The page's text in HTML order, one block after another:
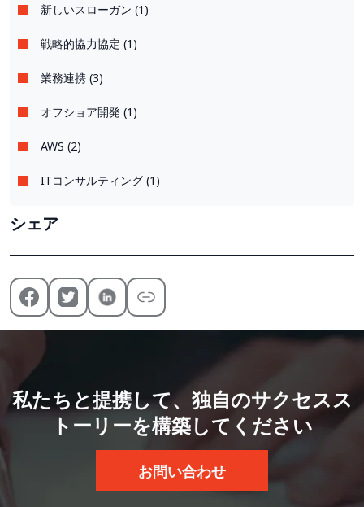
新しいスローガン (1)
戦略的協力協定 (1)
業務連携 (3)
オフショア開発 (1)
AWS (2)
ITコンサルティング (1)
シェア
私たちと提携して、独自のサクセスス
トーリーを構築してください
お問い合わせ